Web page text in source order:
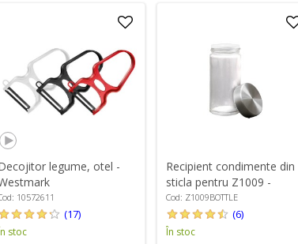
legume, otel -
10572611
(17)
stoc
Recipient condimente din
sticla pentru Z1009 -
Zokura
Cod: Z1009BOTTLE
(6)
În stoc